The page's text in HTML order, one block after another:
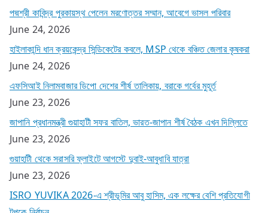
পদ্মশ্রী কাবিন্দ্র পুরকায়স্থ পেলেন মরণোত্তর সম্মান, আবেগে ভাসল পরিবার
June 24, 2026
হাইলাকান্দি ধান ক্রয়কেন্দ্র সিন্ডিকেটের কবলে, MSP থেকে বঞ্চিত জেলার কৃষকরা
June 24, 2026
এফসিআই নিলামবাজার ডিপো দেশের শীর্ষ তালিকায়, বরাকে গর্বের মুহূর্ত
June 23, 2026
জাপানি প্রধানমন্ত্রী গুয়াহাটী সফর বাতিল, ভারত-জাপান শীর্ষ বৈঠক এখন দিল্লিতে
June 23, 2026
গুয়াহাটী থেকে সরাসরি ফ্লাইটে আগস্টে দুবাই-আবুধাবি যাত্রা
June 23, 2026
ISRO YUVIKA 2026-এ শ্রীভূমির আবু হাসিম, এক লক্ষের বেশি প্রতিযোগী